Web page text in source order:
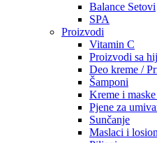
Balance Setovi
SPA
Proizvodi
Vitamin C
Proizvodi sa
Deo kreme /
Šamponi
Kreme i
Pjene za
Sunčanje
Maslaci i